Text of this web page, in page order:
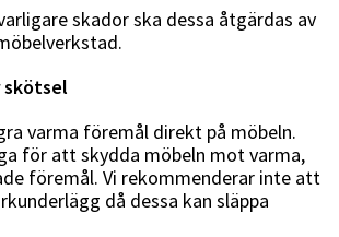
skador ska dessa åtgärdas av
skötsel
varma föremål direkt på möbeln.
för att skydda möbeln mot varma,
föremål. Vi rekommenderar inte att
då dessa kan släppa